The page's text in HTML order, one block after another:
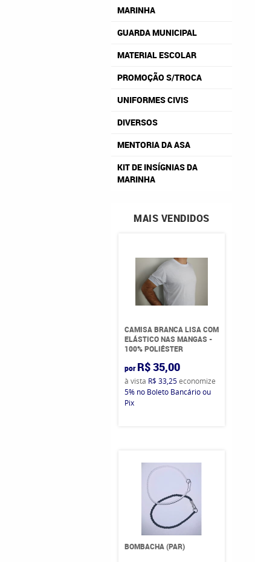
MARINHA
GUARDA MUNICIPAL
MATERIAL ESCOLAR
PROMOÇÃO S/TROCA
UNIFORMES CIVIS
DIVERSOS
MENTORIA DA ASA
KIT DE INSÍGNIAS DA
MARINHA
MAIS VENDIDOS
CAMISA BRANCA LISA COM
ELÁSTICO NAS MANGAS -
100% POLIÉSTER
por R$ 35,00
à vista R$ 33,25economize
5% no Boleto Bancário ou
Pix
BOMBACHA (PAR)